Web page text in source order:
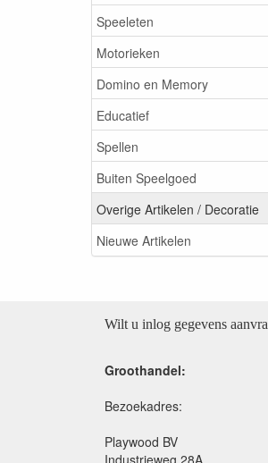
Speeleten
Motorieken
Domino en Memory
Educatief
Spellen
Buiten Speelgoed
Overige Artikelen / Decoratie
Nieuwe Artikelen
Wilt u inlog gegevens
Groothandel:
Bezoekadres:
Playwood BV
Industrieweg 28A